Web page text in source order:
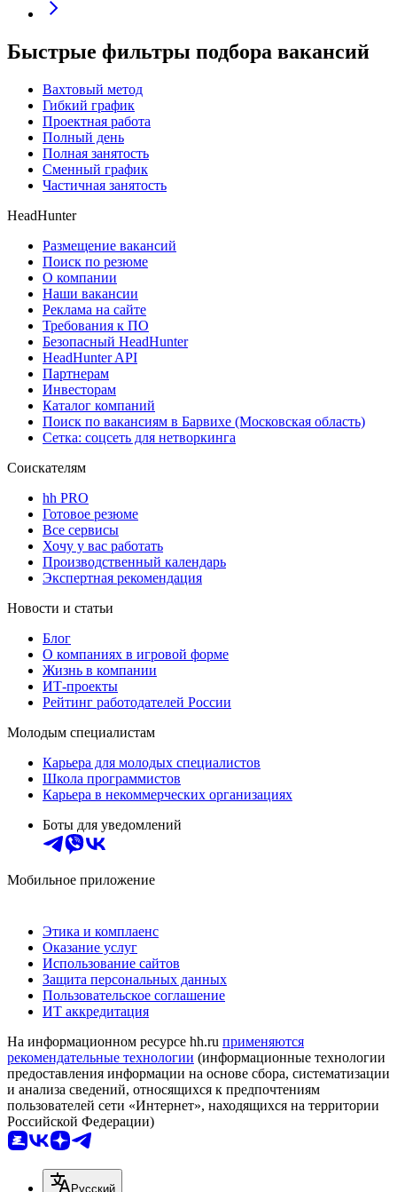
Быстрые фильтры подбора вакансий
Вахтовый метод
Гибкий график
Проектная работа
Полный день
Полная занятость
Сменный график
Частичная занятость
HeadHunter
Размещение вакансий
Поиск по резюме
О компании
Наши вакансии
Реклама на сайте
Требования к ПО
Безопасный HeadHunter
HeadHunter API
Партнерам
Инвесторам
Каталог компаний
Поиск по вакансиям в Барвихе (Московская область)
Сетка: соцсеть для нетворкинга
Соискателям
hh PRO
Готовое резюме
Все сервисы
Хочу у вас работать
Производственный календарь
Экспертная рекомендация
Новости и статьи
Блог
О компаниях в игровой форме
Жизнь в компании
ИТ-проекты
Рейтинг работодателей России
Молодым специалистам
Карьера для молодых специалистов
Школа программистов
Карьера в некоммерческих организациях
Боты для уведомлений
Мобильное приложение
Этика и комплаенс
Оказание услуг
Использование сайтов
Защита персональных данных
Пользовательское соглашение
ИТ аккредитация
На информационном ресурсе hh.ru применяются
рекомендательные технологии (информационные технологии
предоставления информации на основе сбора, систематизации
и анализа сведений, относящихся к предпочтениям
пользователей сети «Интернет», находящихся на территории
Российской Федерации)
Русский